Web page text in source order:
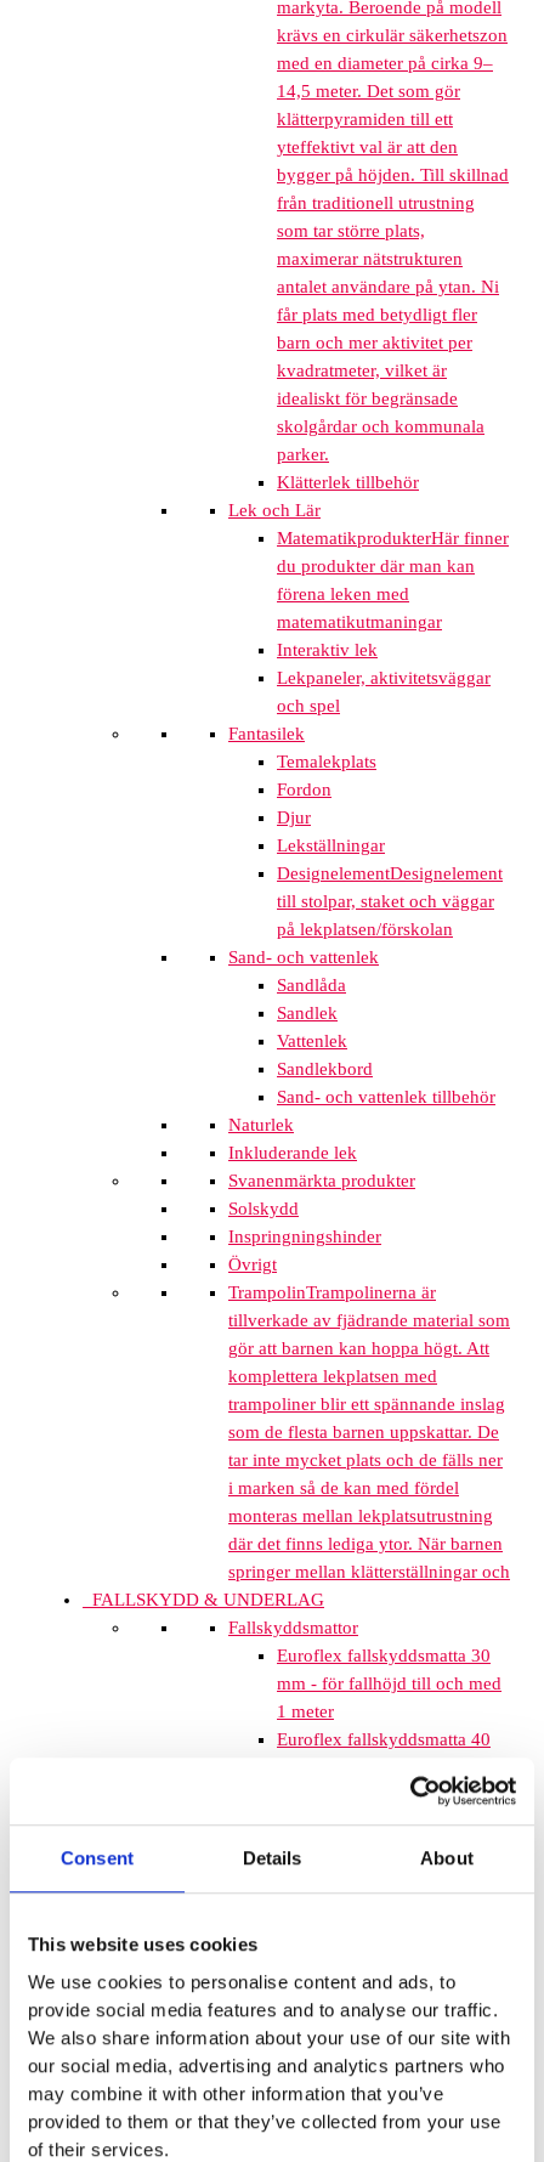
Consent Details About
This website uses cookies
We use cookies to personalise content and ads, to
provide social media features and to analyse our traffic.
We also share information about your use of our site with
our social media, advertising and analytics partners who
may combine it with other information that you’ve
provided to them or that they’ve collected from your use
of their services.
markyta. Beroende på modell
krävs en cirkulär säkerhetszon
med en diameter på cirka 9–
14,5 meter. Det som gör
klätterpyramiden till ett
yteffektivt val är att den
bygger på höjden. Till skillnad
från traditionell utrustning
som tar större plats,
maximerar nätstrukturen
antalet användare på ytan. Ni
får plats med betydligt fler
barn och mer aktivitet per
kvadratmeter, vilket är
idealiskt för begränsade
skolgårdar och kommunala
parker.
Klätterlek tillbehör
Lek och Lär
MatematikprodukterHär finner
du produkter där man kan
förena leken med
matematikutmaningar
Interaktiv lek
Lekpaneler, aktivitetsväggar
och spel
Fantasilek
Temalekplats
Fordon
Djur
Lekställningar
DesignelementDesignelement
till stolpar, staket och väggar
på lekplatsen/förskolan
Sand- och vattenlek
Sandlåda
Sandlek
Vattenlek
Sandlekbord
Sand- och vattenlek tillbehör
Naturlek
Inkluderande lek
Svanenmärkta produkter
Solskydd
Inspringningshinder
Övrigt
TrampolinTrampolinerna är
tillverkade av fjädrande material som
gör att barnen kan hoppa högt. Att
komplettera lekplatsen med
trampoliner blir ett spännande inslag
som de flesta barnen uppskattar. De
tar inte mycket plats och de fälls ner
i marken så de kan med fördel
monteras mellan lekplatsutrustning
där det finns lediga ytor. När barnen
springer mellan klätterställningar och
FALLSKYDD & UNDERLAG
Fallskyddsmattor
Euroflex fallskyddsmatta 30
mm - för fallhöjd till och med
1 meter
Euroflex fallskyddsmatta 40
Euroflex fallskyddsmatta 50
mm - för fallhöjd 1,5 meter
Euroflex fallskyddsmatta 60
mm - för fallhöjd 2,4 meter
Euroflex fallskyddsmatta 90
mm soft - för fallhöjd 3,0
meter
Nordic rubber safe tiles 40
mm – fallhöjd upp till 1,5 m